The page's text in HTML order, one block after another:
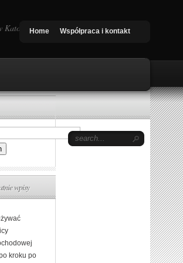
Katowice, Nowy Targ. Quad shop
Home Współpraca i kontakt
wpisy
kroku po